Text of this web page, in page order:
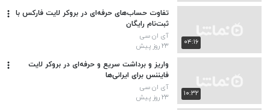
۰۴:۱۶
تفاوت حساب‌های حرفه‌ای در بروکر لایت فارکس با
ثبت‌نام رایگان
آی ان سی
۲۳ روز پیش
۱۰:۳۲
واریز و برداشت سریع و حرفه‌ای در بروکر لایت
فایننس برای ایرانی‌ها
آی ان سی
۲۳ روز پیش